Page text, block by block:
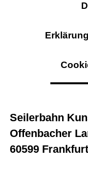
Seilerbahn
Offenbacher
60599